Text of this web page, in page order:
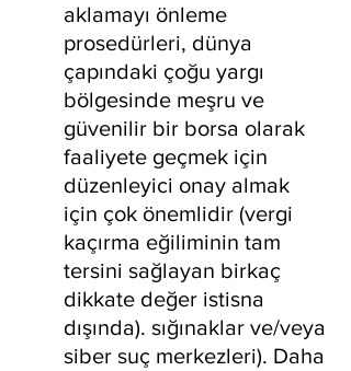
aklamayı önleme
prosedürleri, dünya
çapındaki çoğu yargı
bölgesinde meşru ve
güvenilir bir borsa olarak
faaliyete geçmek için
düzenleyici onay almak
için çok önemlidir (vergi
kaçırma eğiliminin tam
tersini sağlayan birkaç
dikkate değer istisna
dışında). sığınaklar ve/veya
siber suç merkezleri). Daha